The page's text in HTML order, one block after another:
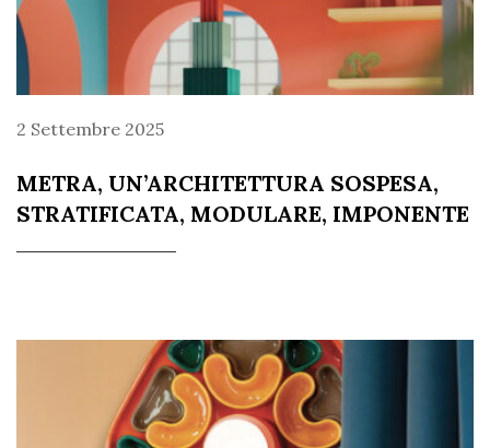
2 Settembre 2025
METRA, UN’ARCHITETTURA SOSPESA,
STRATIFICATA, MODULARE, IMPONENTE